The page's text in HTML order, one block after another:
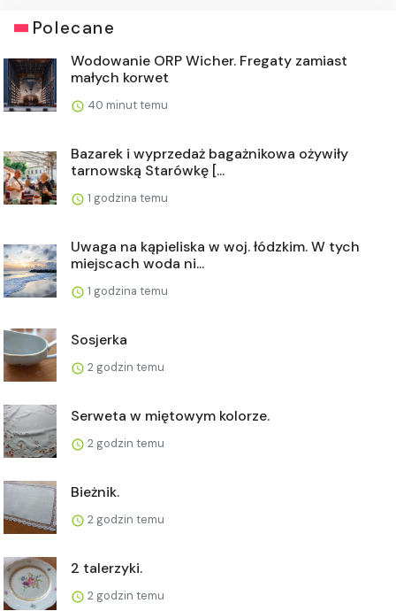
Polecane
Wodowanie ORP Wicher. Fregaty zamiast
małych korwet
40 minut temu
Bazarek i wyprzedaż bagażnikowa ożywiły
tarnowską Starówkę [...
1 godzina temu
Uwaga na kąpieliska w woj. łódzkim. W tych
miejscach woda ni...
1 godzina temu
Sosjerka
2 godzin temu
Serweta w miętowym kolorze.
2 godzin temu
Bieżnik.
2 godzin temu
2 talerzyki.
2 godzin temu